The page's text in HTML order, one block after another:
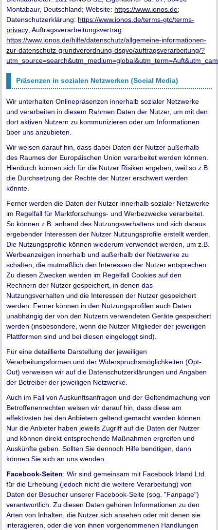
Montabaur, Deutschland; Website: https://www.ionos.de;
Datenschutzerklärung: https://www.ionos.de/terms-gtc/terms-
privacy; Auftragsverarbeitungsvertrag:
https://www.ionos.de/hilfe/datenschutz/allgemeine-informationen-
zur-datenschutz-grundverordnung-dsgvo/auftragsverarbeitung/?
Präsenzen in sozialen Netzwerken (Social Media)
Wir unterhalten Onlinepräsenzen innerhalb sozialer Netzwerke
und verarbeiten in diesem Rahmen Daten der Nutzer, um mit den
dort aktiven Nutzern zu kommunizieren oder um Informationen
über uns anzubieten.
Wir weisen darauf hin, dass dabei Daten der Nutzer außerhalb
des Raumes der Europäischen Union verarbeitet werden können.
Hierdurch können sich für die Nutzer Risiken ergeben, weil so z.B.
die Durchsetzung der Rechte der Nutzer erschwert werden
könnte.
Ferner werden die Daten der Nutzer innerhalb sozialer Netzwerke
im Regelfall für Marktforschungs- und Werbezwecke verarbeitet.
So können z.B. anhand des Nutzungsverhaltens und sich daraus
ergebender Interessen der Nutzer Nutzungsprofile erstellt werden.
Die Nutzungsprofile können wiederum verwendet werden, um z.B.
Werbeanzeigen innerhalb und außerhalb der Netzwerke zu
schalten, die mutmaßlich den Interessen der Nutzer entsprechen.
Zu diesen Zwecken werden im Regelfall Cookies auf den
Rechnern der Nutzer gespeichert, in denen das
Nutzungsverhalten und die Interessen der Nutzer gespeichert
werden. Ferner können in den Nutzungsprofilen auch Daten
unabhängig der von den Nutzern verwendeten Geräte gespeichert
werden (insbesondere, wenn die Nutzer Mitglieder der jeweiligen
Plattformen sind und bei diesen eingeloggt sind).
Für eine detaillierte Darstellung der jeweiligen
Verarbeitungsformen und der Widerspruchsmöglichkeiten (Opt-
Out) verweisen wir auf die Datenschutzerklärungen und Angaben
der Betreiber der jeweiligen Netzwerke.
Auch im Fall von Auskunftsanfragen und der Geltendmachung von
Betroffenenrechten weisen wir darauf hin, dass diese am
effektivsten bei den Anbietern geltend gemacht werden können.
Nur die Anbieter haben jeweils Zugriff auf die Daten der Nutzer
und können direkt entsprechende Maßnahmen ergreifen und
Auskünfte geben. Sollten Sie dennoch Hilfe benötigen, dann
können Sie sich an uns wenden.
Facebook-Seiten: Wir sind gemeinsam mit Facebook Irland Ltd.
für die Erhebung (jedoch nicht die weitere Verarbeitung) von
Daten der Besucher unserer Facebook-Seite (sog. "Fanpage")
verantwortlich. Zu diesen Daten gehören Informationen zu den
Arten von Inhalten, die Nutzer sich ansehen oder mit denen sie
interagieren, oder die von ihnen vorgenommenen Handlungen